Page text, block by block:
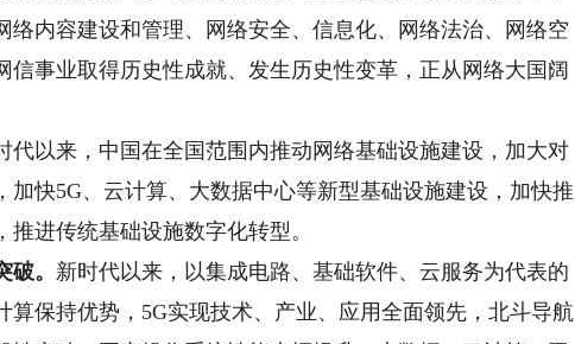
络内容建设和管理、网络安全、信息化、网络法治、网络空
事业取得历史性成就、发生历史性变革，正从网络大国阔
代以来，中国在全国范围内推动网络基础设施建设，加大对
快5G、云计算、大数据中心等新型基础设施建设，加快推
进传统基础设施数字化转型。
。 新时代以来，以集成电路、基础软件、云服务为代表的
保持优势，5G实现技术、产业、应用全面领先，北斗导航